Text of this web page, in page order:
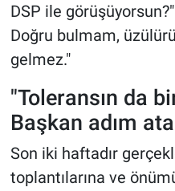
DSP ile
Doğru bulmam,
gelmez."
"Toleransın da
Başkan adım
Son iki haftadır
toplantılarına ve